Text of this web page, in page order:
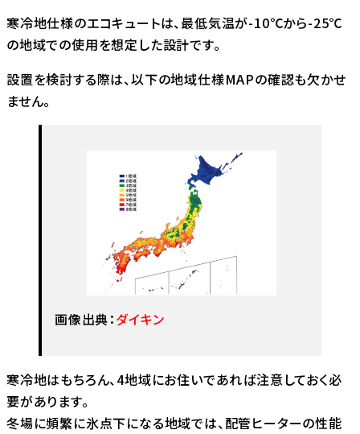
寒冷地仕様のエコキュートは、最低気温が-10℃から-25℃
の地域での使用を想定した設計です。
設置を検討する際は、以下の地域仕様MAPの確認も欠かせ
ません。
画像出典：ダイキン
寒冷地はもちろん、4地域にお住いであれば注意しておく必
要があります。
冬場に頻繁に氷点下になる地域では、配管ヒーターの性能